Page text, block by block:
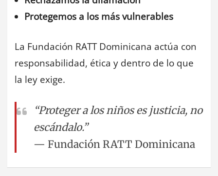
Protegemos a los más vulnerables
La Fundación RATT Dominicana actúa con
responsabilidad, ética y dentro de lo que
la ley exige.
“Proteger a los niños es justicia, no
escándalo.”
— Fundación RATT Dominicana